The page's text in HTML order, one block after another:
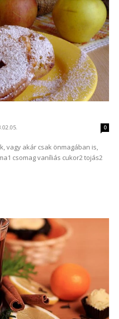
0
vagy akár csak önmagában is,